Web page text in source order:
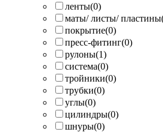
ленты(0)
маты/ листы/ пластины
покрытие(0)
пресс-фитинг(0)
рулоны(1)
система(0)
тройники(0)
трубки(0)
углы(0)
цилиндры(0)
шнуры(0)